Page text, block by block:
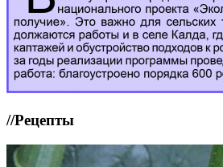
//Рецепты